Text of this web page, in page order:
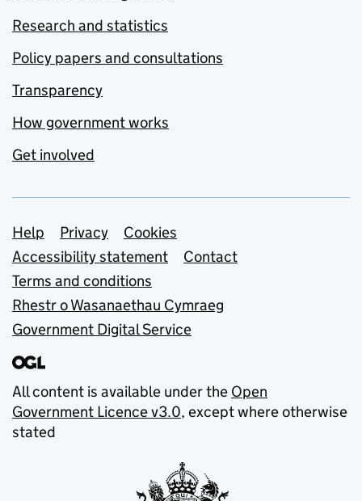
Research and statistics
Policy papers and consultations
Transparency
How government works
Get involved
Support links
Help Privacy
Cookies
Accessibility statement
Contact
Terms and conditions
Rhestr o Wasanaethau Cymraeg
Government Digital Service
All content is available under the Open
Government Licence v3.0, except where otherwise
stated